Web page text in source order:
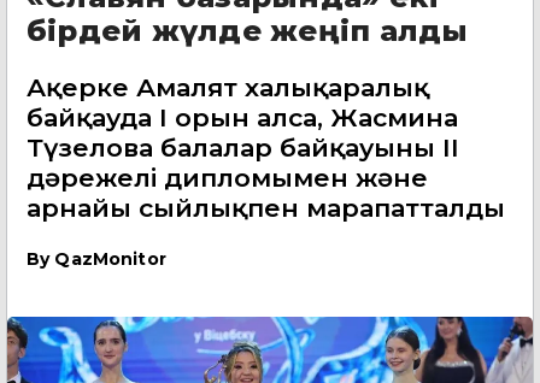
бірдей жүлде жеңіп алды
Ақерке Амалят халықаралық
байқауда І орын алса, Жасмина
Түзелова балалар байқауының ІІ
дәрежелі дипломымен және
арнайы сыйлықпен марапатталды
By QazMonitor